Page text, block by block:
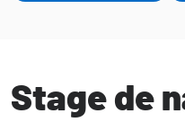
Stage de